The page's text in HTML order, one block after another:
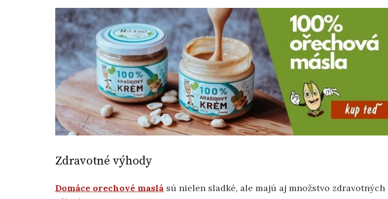
Zdravotné výhody
Domáce orechové maslá sú nielen sladké, ale majú aj množstvo zdravotných